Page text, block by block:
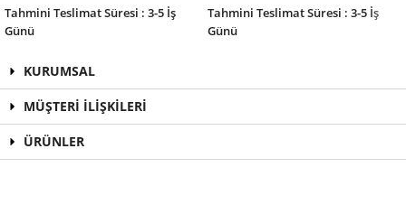
Tahmini Teslimat Süresi : 3-5 İş
Günü
Tahmini Teslimat Süresi : 3-5 İş
Günü
KURUMSAL
MÜŞTERİ İLİŞKİLERİ
ÜRÜNLER